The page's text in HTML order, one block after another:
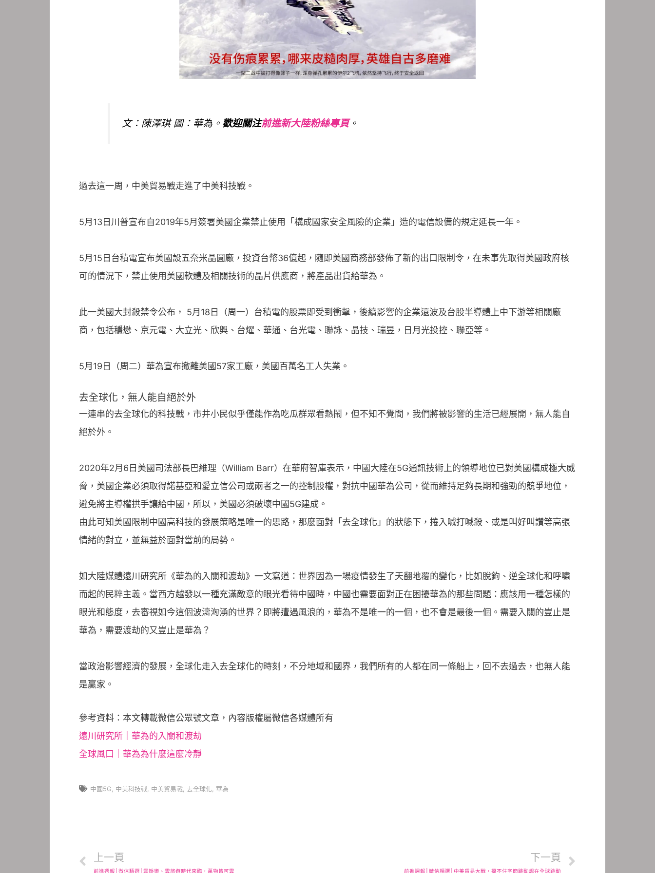
文：陳澤琪 圖：華為。 歡迎關注前進新大陸粉絲專頁。
過去這一周，中美貿易戰走進了中美科技戰。
5月13日川普宣布自2019年5月簽署美國企業禁止使用「構成國家安全風險的企業」造的電信設備的規定延長一年。
5月15日台積電宣布美國設五奈米晶圓廠，投資台幣36億起，隨即美國商務部發佈了新的出口限制令，在未事先取得美國政府核
可的情況下，禁止使用美國軟體及相關技術的晶片供應商，將產品出貨給華為。
此一美國大封殺禁令公布， 5月18日（周一）台積電的股票即受到衝擊，後續影響的企業還波及台股半導體上中下游等相關廠
商，包括穩懋、京元電、大立光、欣興、台燿、華通、台光電、聯詠、晶技、瑞昱，日月光投控、聯亞等。
5月19日（周二）華為宣布撤離美國57家工廠，美國百萬名工人失業。
去全球化，無人能自絕於外
一連串的去全球化的科技戰，市井小民似乎僅能作為吃瓜群眾看熱鬧，但不知不覺間，我們將被影響的生活已經展開，無人能自
絕於外。
2020年2月6日美國司法部長巴維理（William Barr）在華府智庫表示，中國大陸在5G通訊技術上的領導地位已對美國構成極大威
脅，美國企業必須取得諾基亞和愛立信公司或兩者之一的控制股權，對抗中國華為公司，從而維持足夠長期和強勁的競爭地位，
避免將主導權拱手讓給中國，所以，美國必須破壞中國5G建成。
由此可知美國限制中國高科技的發展策略是唯一的思路，那麼面對「去全球化」的狀態下，捲入喊打喊殺、或是叫好叫讚等高張
情緒的對立，並無益於面對當前的局勢。
如大陸媒體遠川研究所《華為的入關和渡劫》一文寫道：世界因為一場疫情發生了天翻地覆的變化，比如脫鉤、逆全球化和呼嘯
而起的民粹主義。當西方越發以一種充滿敵意的眼光看待中國時，中國也需要面對正在困擾華為的那些問題：應該用一種怎樣的
眼光和態度，去審視如今這個波濤洶湧的世界？即將遭遇風浪的，華為不是唯一的一個，也不會是最後一個。需要入關的豈止是
華為，需要渡劫的又豈止是華為？
當政治影響經濟的發展，全球化走入去全球化的時刻，不分地域和國界，我們所有的人都在同一條船上，回不去過去，也無人能
是贏家。
參考資料：本文轉載微信公眾號文章，內容版權屬微信各媒體所有
遠川研究所｜華為的入關和渡劫
全球風口｜華為為什麼這麼冷靜
中國5G, 中美科技戰, 中美貿易戰, 去全球化, 華為
上一頁
前進週報│微信精選│雲娛樂、雲旅遊時代來臨，萬物皆可雲
下一頁
前進週報│微信精選│中美貿易大戰，擋不住字節跳動想在全球跳動